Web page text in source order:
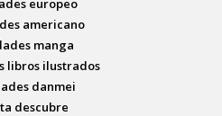
europeo
americano
manga
libros ilustrados
danmei
descubre